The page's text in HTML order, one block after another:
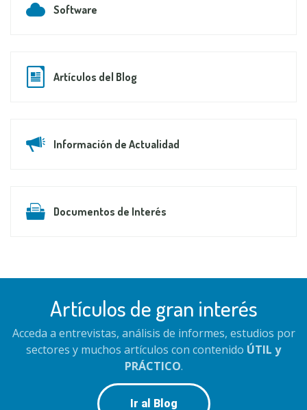
Software
Artículos del Blog
Información de Actualidad
Documentos de Interés
Artículos de gran interés
Acceda a entrevistas, análisis de informes, estudios por
sectores y muchos artículos con contenido ÚTIL y
PRÁCTICO.
Ir al Blog